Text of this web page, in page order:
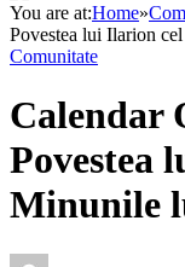
You are at:Home»
Povestea lui Ilarion
Comunitate
Calendar
Povestea
Minunile